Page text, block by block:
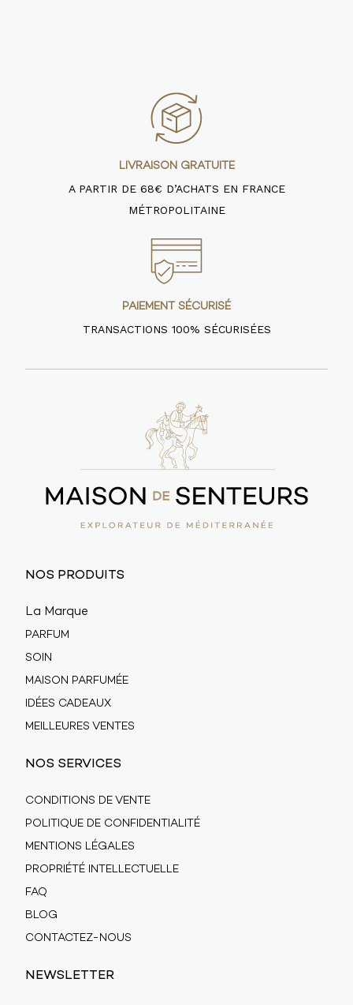
LIVRAISON GRATUITE
A PARTIR DE 68€ D’ACHATS EN FRANCE
MÉTROPOLITAINE
PAIEMENT SÉCURISÉ
TRANSACTIONS 100% SÉCURISÉES
NOS PRODUITS
La Marque
PARFUM
SOIN
MAISON PARFUMÉE
IDÉES CADEAUX
MEILLEURES VENTES
NOS SERVICES
CONDITIONS DE VENTE
POLITIQUE DE CONFIDENTIALITÉ
MENTIONS LÉGALES
PROPRIÉTÉ INTELLECTUELLE
FAQ
BLOG
CONTACTEZ-NOUS
NEWSLETTER